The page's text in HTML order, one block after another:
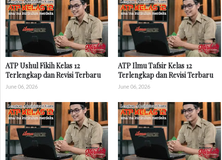
ATP Ushul Fikih Kelas 12
Terlengkap dan Revisi Terbaru
June 06, 2026
ATP Ilmu Tafsir Kelas 12
Terlengkap dan Revisi Terbaru
June 06, 2026